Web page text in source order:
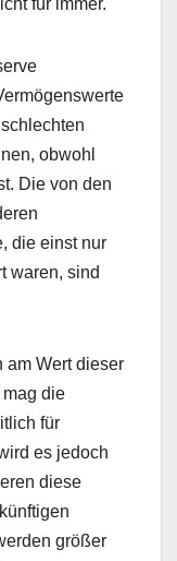
für immer.
obwohl
Die von den
die einst nur
waren, sind
am Wert dieser
die
für
es jedoch
diese
größer